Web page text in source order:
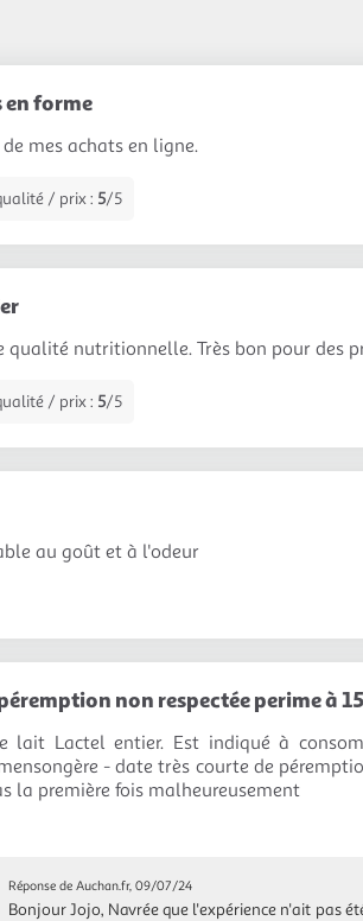
en forme
mes achats en ligne.
/ prix : 5/5
qualité nutritionnelle. Très bon pour des
/ prix : 5/5
au goût et à l'odeur
non respectée perime à
lait Lactel entier. Est indiqué à
- date très courte de
la première fois malheureusement
Réponse de Auchan.fr, 09/07/24
Bonjour Jojo, Navrée que l'expérience n'ait pas